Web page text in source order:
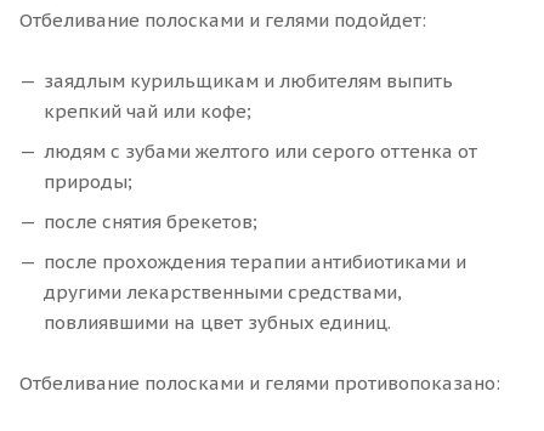
Отбеливание полосками и гелями подойдет:
заядлым курильщикам и любителям выпить
крепкий чай или кофе;
людям с зубами желтого или серого оттенка от
природы;
после снятия брекетов;
после прохождения терапии антибиотиками и
другими лекарственными средствами,
повлиявшими на цвет зубных единиц.
Отбеливание полосками и гелями противопоказано: